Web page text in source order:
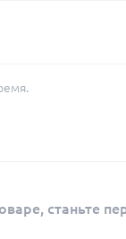
станьте